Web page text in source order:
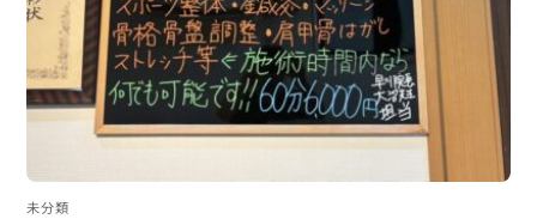
未分類